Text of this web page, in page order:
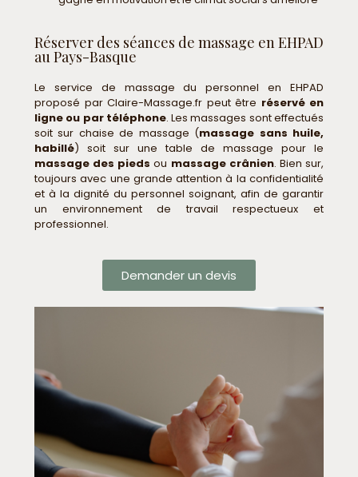
Réserver des séances de massage en EHPAD
au Pays-Basque
Le service de massage du personnel en EHPAD
proposé par Claire-Massage.fr peut être réservé en
ligne ou par téléphone. Les massages sont effectués
soit sur chaise de massage (massage sans huile,
habillé) soit sur une table de massage pour le
massage des pieds ou massage crânien. Bien sur,
toujours avec une grande attention à la confidentialité
et à la dignité du personnel soignant, afin de garantir
un environnement de travail respectueux et
professionnel.
Demander un devis